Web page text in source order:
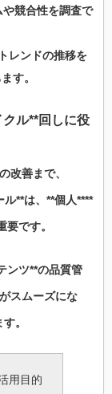
や競合性を調査で
レンドの推移を
す。
ル**回しに役
改善まで、
**は、**個人****
です。
ンツ**の品質管
スムーズにな
。
用目的